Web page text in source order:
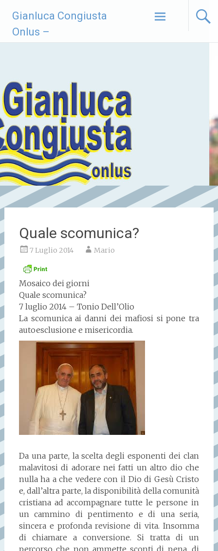
contenuto
Gianluca Congiusta
Onlus –
Quale scomunica?
7 Luglio 2014 Mario
Mosaico dei giorni
Quale scomunica?
7 luglio 2014 – Tonio Dell’Olio
La scomunica ai danni dei mafiosi si pone tra
autoesclusione e misericordia.
Da una parte, la scelta degli esponenti dei clan
malavitosi di adorare nei fatti un altro dio che
nulla ha a che vedere con il Dio di Gesù Cristo
e, dall’altra parte, la disponibilità della comunità
cristiana ad accompagnare tutte le persone in
un cammino di pentimento e di una seria,
sincera e profonda revisione di vita. Insomma
di chiamare a conversione. Si tratta di un
percorso che non ammette sconti di pena, di